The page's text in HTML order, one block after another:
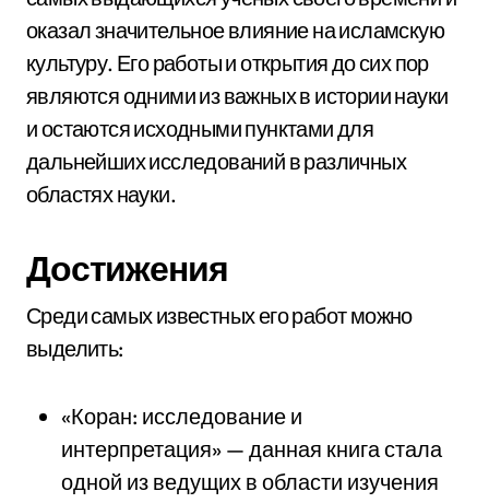
оказал значительное влияние на исламскую
культуру. Его работы и открытия до сих пор
являются одними из важных в истории науки
и остаются исходными пунктами для
дальнейших исследований в различных
областях науки.
Достижения
Среди самых известных его работ можно
выделить:
«Коран: исследование и
интерпретация» — данная книга стала
одной из ведущих в области изучения